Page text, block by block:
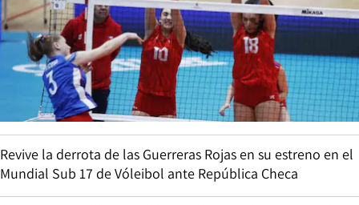
Revive la derrota de las Guerreras Rojas en su estreno en el
Mundial Sub 17 de Vóleibol ante República Checa